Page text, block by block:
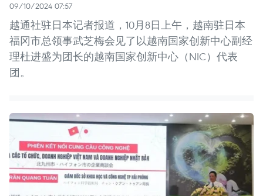
09/10/2024 07:57
越通社驻日本记者报道，10月8日上午，越南驻日本
福冈市总领事武芝梅会见了以越南国家创新中心副经
理杜进盛为团长的越南国家创新中心（NIC）代表
团。